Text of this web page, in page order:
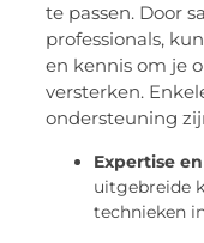
te passen. Door
professionals,
en kennis om je
versterken.
ondersteuning
Expertise
uitgebreide
technieken